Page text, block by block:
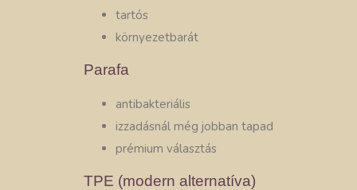
tartós
környezetbarát
Parafa
antibakteriális
izzadásnál még jobban tapad
prémium választás
TPE (modern alternatíva)